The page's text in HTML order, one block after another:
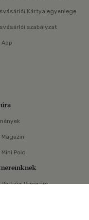
×
Kártya egyenlege
szabályzat
App
Magazin
Polc
Partner Program